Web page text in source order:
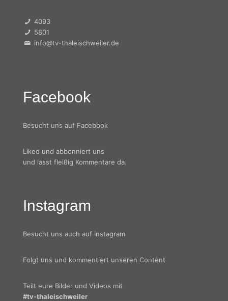
4093
5801
info@tv-thaleischweiler.de
Facebook
Besucht uns auf Facebook
Liked und abbonniert uns
und lasst fleißig Kommentare da.
Instagram
Besucht uns auch auf Instagram
Folgt uns und kommentiert unseren Content
Teilt eure Bilder und Videos mit
#tv-thaleischweiler